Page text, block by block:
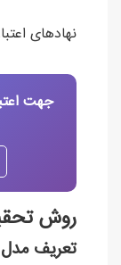
نهادهای
جهت
روش
تعریف مدل